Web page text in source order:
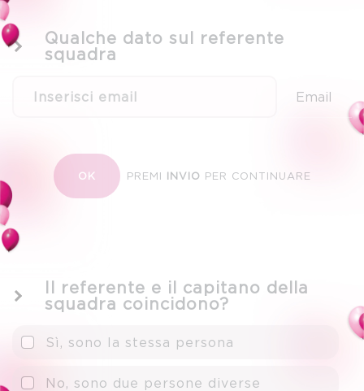
Qualche dato sul referente
squadra
Email
OK PREMI INVIO PER CONTINUARE
Il referente e il capitano della
squadra coincidono?
Sì, sono la stessa persona
No, sono due persone diverse